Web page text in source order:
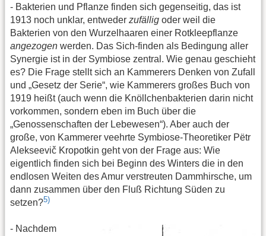
- Bakterien und Pflanze finden sich gegenseitig, das ist
1913 noch unklar, entweder zufällig oder weil die
Bakterien von den Wurzelhaaren einer Rotkleepflanze
angezogen werden. Das Sich-finden als Bedingung aller
Synergie ist in der Symbiose zentral. Wie genau geschieht
es? Die Frage stellt sich an Kammerers Denken von Zufall
und „Gesetz der Serie“, wie Kammerers großes Buch von
1919 heißt (auch wenn die Knöllchenbakterien darin nicht
vorkommen, sondern eben im Buch über die
„Genossenschaften der Lebewesen“). Aber auch der
große, von Kammerer veehrte Symbiose-Theoretiker Pëtr
Alekseevič Kropotkin geht von der Frage aus: Wie
eigentlich finden sich bei Beginn des Winters die in den
endlosen Weiten des Amur verstreuten Dammhirsche, um
dann zusammen über den Fluß Richtung Süden zu
setzen?5)
- Nachdem